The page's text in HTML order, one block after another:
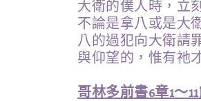
大衛的僕人時，立
不論是拿八或是大
八的過犯向大衛請
與仰望的，惟有祂
哥林多前書6章1～